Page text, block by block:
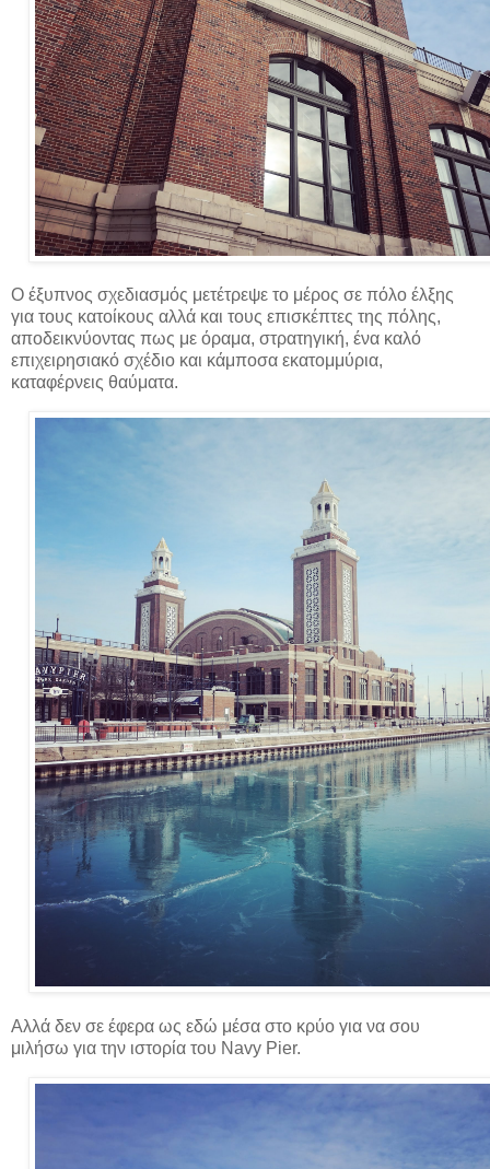
Ο έξυπνος σχεδιασμός μετέτρεψε το μέρος σε πόλο έλξης
για τους κατοίκους αλλά και τους επισκέπτες της πόλης,
αποδεικνύοντας πως με όραμα, στρατηγική, ένα καλό
επιχειρησιακό σχέδιο και κάμποσα εκατομμύρια,
καταφέρνεις θαύματα.
Αλλά δεν σε έφερα ως εδώ μέσα στο κρύο για να σου
μιλήσω για την ιστορία του Navy Pier.